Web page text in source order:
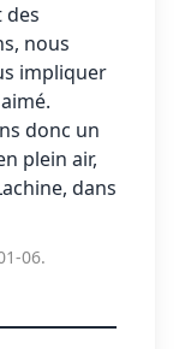
des
nous
impliquer
donc un
plein air,
dans
06.